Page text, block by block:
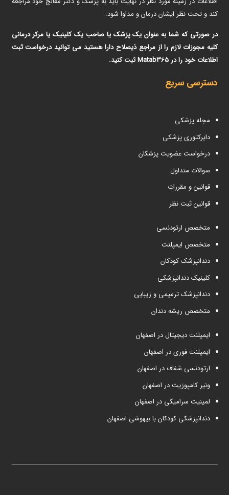
کند و تحت نظر ایشان درمان و مداوا شود.
در صورتی که شما به عنوان یک پزشک یا صاحب یک کلینیک یا مرکر درمانی
کلیه مجوزات لازم را از مراجع ذیصلاح دارا هستید می توانید درخواست ثبت
اطلاعات خود را در Matab365 ثبت کنید.
دسترسی سریع
مجله پزشکی
دایرکتوری پزشکی
درخواست عضویت پزشکان
سوالات متداول
قوانین و مقررات
قوانین ثبت نظر
متخصص ارتودنسی
متخصص ایمپلنت
دندانپزشک کودکان
کلینیک دندانپزشکی
دندانپزشک ترمیمی و زیبایی
متخصص ریشه دندان
ایمپلنت دیجیتال در اصفهان
ایمپلنت فوری در اصفهان
ارتودنسی شفاف در اصفهان
ونیر کامپوزیت در اصفهان
لمینیت سرامیکی در اصفهان
دندانپزشکی کودکان با بیهوشی اصفهان